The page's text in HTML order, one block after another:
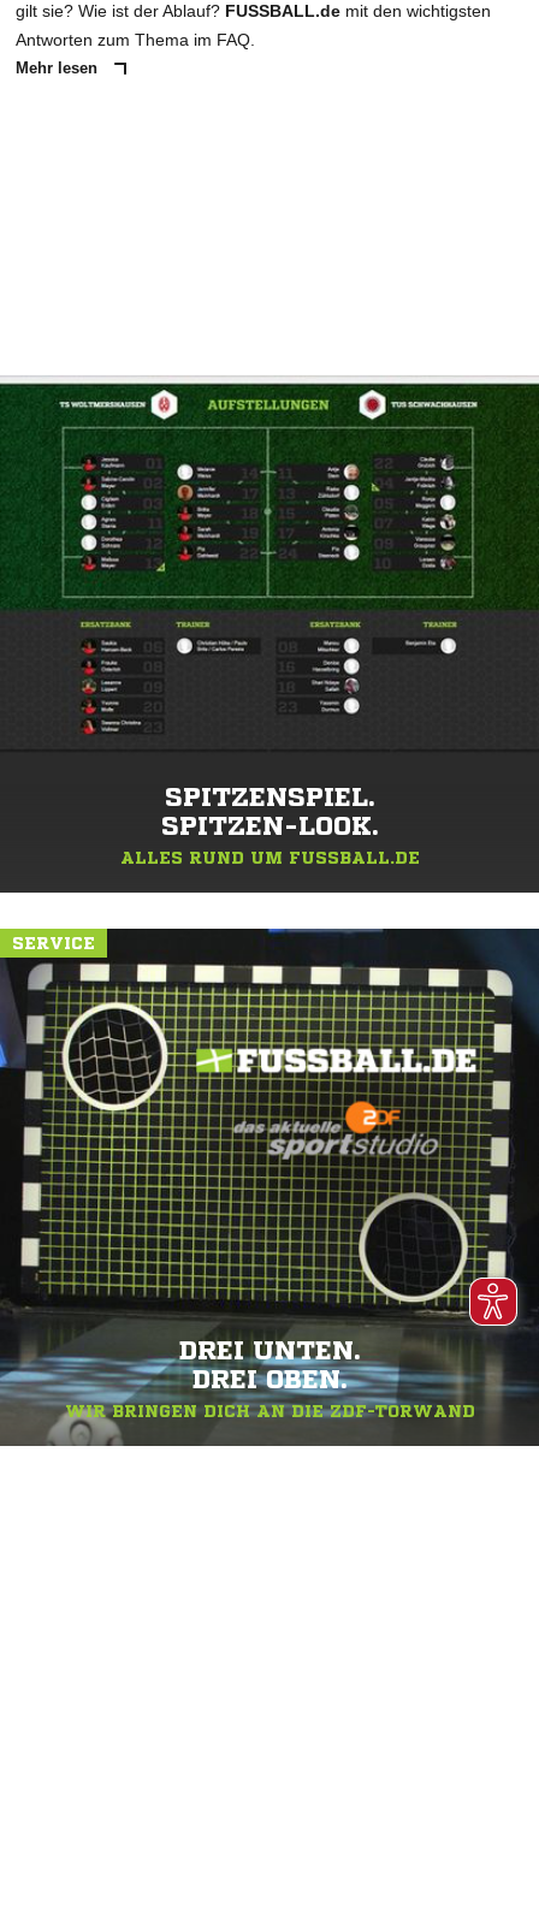
gilt sie? Wie ist der Ablauf? FUSSBALL.de mit den wichtigsten
Antworten zum Thema im FAQ.
Mehr lesen
SPITZENSPIEL.
SPITZEN-LOOK.
ALLES RUND UM FUSSBALL.DE
SERVICE
DREI UNTEN.
DREI OBEN.
WIR BRINGEN DICH AN DIE ZDF-TORWAND